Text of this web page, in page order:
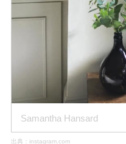
Samantha Hansard
出典： instagram.com